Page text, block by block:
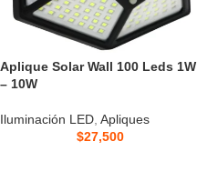
Aplique Solar Wall 100 Leds 1W
– 10W
Iluminación LED Apliques
$27,500